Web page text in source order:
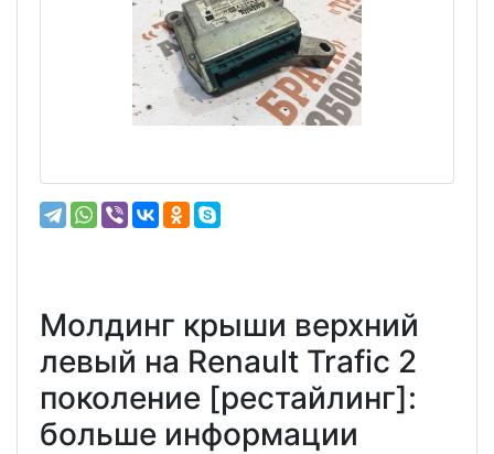
Молдинг крыши верхний
левый на Renault Trafic 2
поколение [рестайлинг]:
больше информации